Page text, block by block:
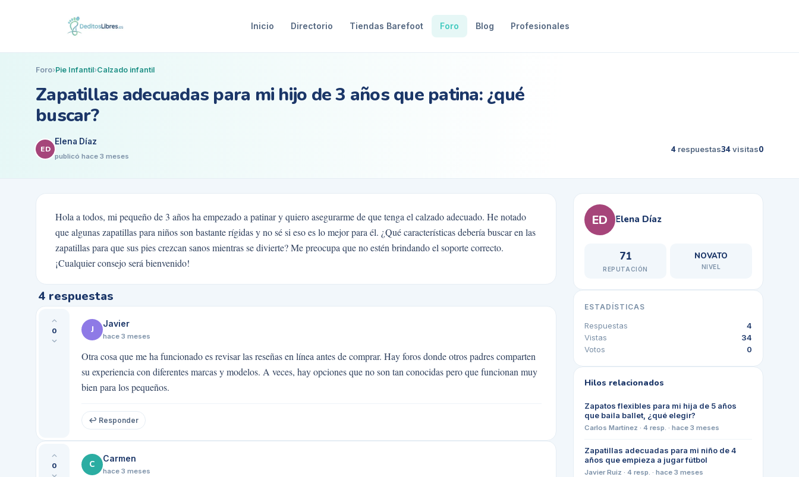
Inicio Directorio Tiendas Barefoot Foro Blog Profesionales
Foro›Pie Infantil›Calzado infantil
Zapatillas adecuadas para mi hijo de 3 años que patina: ¿qué
buscar?
ED
Elena Díaz
publicó hace 3 meses
4 respuestas34visitas0
Hola a todos, mi pequeño de 3 años ha empezado a patinar y quiero asegurarme de que tenga el calzado adecuado. He notado
que algunas zapatillas para niños son bastante rígidas y no sé si eso es lo mejor para él. ¿Qué características debería buscar en las
zapatillas para que sus pies crezcan sanos mientras se divierte? Me preocupa que no estén brindando el soporte correcto.
¡Cualquier consejo será bienvenido!
4 respuestas
0 J
Javier
hace 3 meses
Otra cosa que me ha funcionado es revisar las reseñas en línea antes de comprar. Hay foros donde otros padres comparten
su experiencia con diferentes marcas y modelos. A veces, hay opciones que no son tan conocidas pero que funcionan muy
bien para los pequeños.
↩ Responder
0 C
Carmen
hace 3 meses
ED Elena Díaz
71
REPUTACIÓN
NOVATO
NIVEL
ESTADÍSTICAS
Respuestas
4
Vistas
34
Votos
0
Hilos relacionados
Zapatos flexibles para mi hija de 5 años
que baila ballet, ¿qué elegir?
Carlos Martínez · 4 resp. · hace 3 meses
Zapatillas adecuadas para mi niño de 4
años que empieza a jugar fútbol
Javier Ruiz · 4 resp. · hace 3 meses